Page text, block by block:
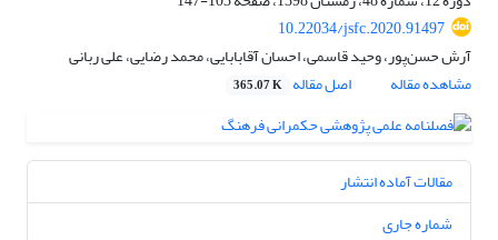
10.22034/jsfc.2020.91497
آرش حسن‌پور، وحید قاسمی، احسان آقابابایی، محمد رضایی، علی ربانی
مشاهده مقاله
اصل مقاله 365.07 K
مقالات آماده انتشار
شماره جاری